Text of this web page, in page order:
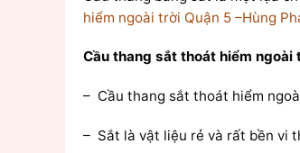
hiểm ngoài trời Quận 5 –Hùng
Cầu thang sắt thoát hiểm ngoài
– Cầu thang sắt thoát hiểm
– Sắt là vật liệu rẻ và rất bền vi